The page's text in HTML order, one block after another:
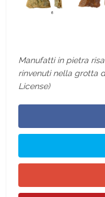
Manufatti in pietra
rinvenuti nella grotta
License)